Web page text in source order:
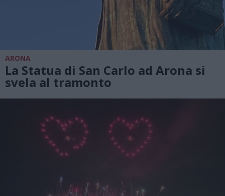
ARONA
La Statua di San Carlo ad Arona si
svela al tramonto